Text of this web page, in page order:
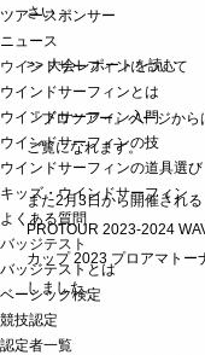
ツアースポンサー
ニュース
ウインドサーフィンについて
ウインドサーフィンとは
ウインドサーフィン入門
ウインドサーフィンの技
ウインドサーフィンの道具選び
キッズ・ウインドサーフィン
よくある質問
バッジテスト
バッジテストとは
ベーシック検定
競技認定
認定者一覧
さい：
>> 大会レポートを読む
『プロツアー』ページから
ご覧になれます。
また2月3日から開催される
PROTOUR 2023-2024
カップ 2023 プロアマトー
しました。